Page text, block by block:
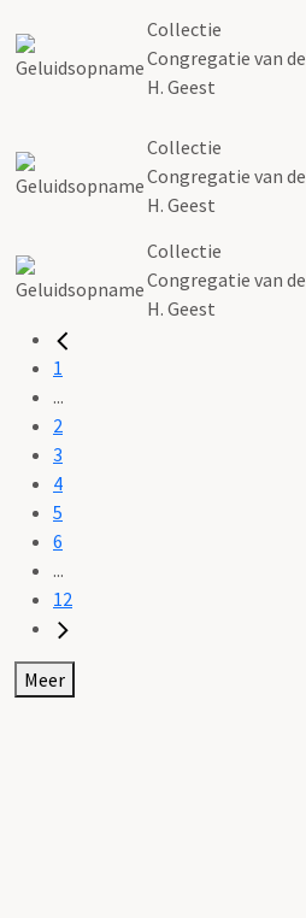
Collectie
Congregatie van de
H. Geest
Collectie
Congregatie van de
H. Geest
Collectie
Congregatie van de
H. Geest
1
...
2
3
4
5
6
...
12
Meer